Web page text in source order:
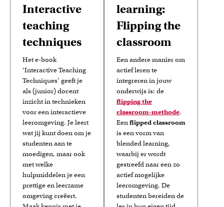
Interactive
teaching
techniques
Het e-book
‘Interactive Teaching
Techniques’ geeft je
als (junior) docent
inzicht in technieken
voor een interactieve
leeromgeving. Je leert
wat jij kunt doen om je
studenten aan te
moedigen, maar ook
met welke
hulpmiddelen je een
prettige en leerzame
omgeving creëert.
learning:
Flipping the
classroom
Een andere manier om
actief leren te
integreren in jouw
onderwijs is: de
flipping the
classroom-methode.
Eenflipped classroom
is een vorm van
blended learning,
waarbij er wordt
gestreefd naar een zo
actief mogelijke
leeromgeving. De
studenten bereiden de